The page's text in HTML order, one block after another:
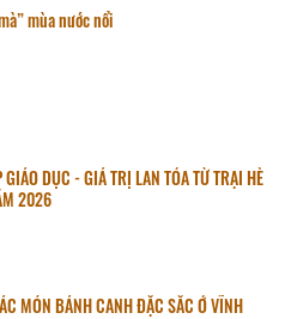
mùa nước nổi
GIÁO DỤC - GIÁ TRỊ LAN TỎA TỪ TRẠI HÈ
2026
MÓN BÁNH CANH ĐẶC SẮC Ở VĨNH